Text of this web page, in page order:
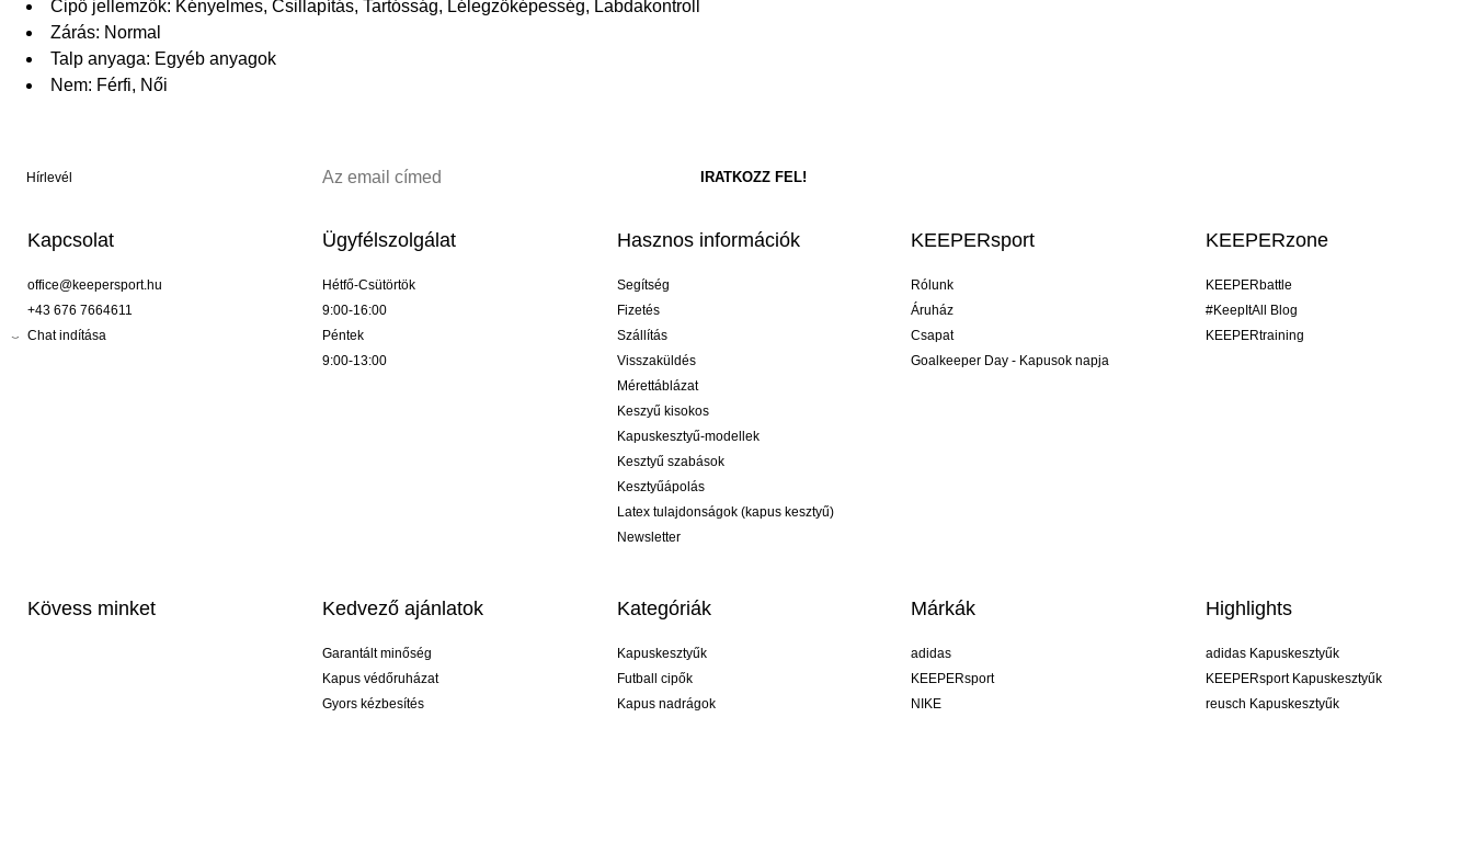
Cipő jellemzők: Kényelmes, Csillapítás, Tartósság, Lélegzőképesség, Labdakontroll
Zárás: Normal
Talp anyaga: Egyéb anyagok
Nem: Férfi, Női
Hírlevél
Kapcsolat
office@keepersport.hu
+43 676 7664611
Chat indítása
Ügyfélszolgálat
Hétfő-Csütörtök
9:00-16:00
Péntek
9:00-13:00
Hasznos információk
Segítség
Fizetés
Szállítás
Visszaküldés
Mérettáblázat
Keszyű kisokos
Kapuskesztyű-modellek
Kesztyű szabások
Kesztyűápolás
Latex tulajdonságok (kapus kesztyű)
Newsletter
KEEPERsport
Rólunk
Áruház
Csapat
Goalkeeper Day - Kapusok napja
KEEPERzone
KEEPERbattle
#KeepItAll Blog
KEEPERtraining
Kövess minket Kedvező ajánlatok
Garantált minőség
Kapus védőruházat
Gyors kézbesítés
Kategóriák
Kapuskesztyűk
Futball cipők
Kapus nadrágok
Márkák
adidas
KEEPERsport
NIKE
Highlights
adidas Kapuskesztyűk
KEEPERsport Kapuskesztyűk
reusch Kapuskesztyűk